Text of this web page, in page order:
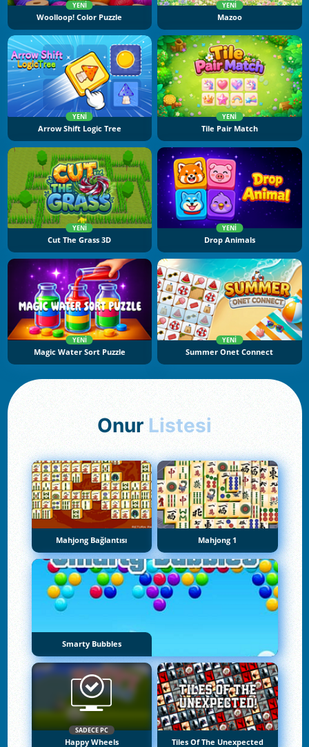
YENI
Woolloop! Color Puzzle
YENI
Mazoo
YENI
Arrow Shift Logic Tree
YENI
Tile Pair Match
YENI
Cut The Grass 3D
YENI
Drop Animals
YENI
Magic Water Sort Puzzle
YENI
Summer Onet Connect
Onur Listesi
Mahjong Bağlantısı Mahjong 1
Smarty Bubbles
SADECE PC
Happy Wheels Tiles Of The Unexpected